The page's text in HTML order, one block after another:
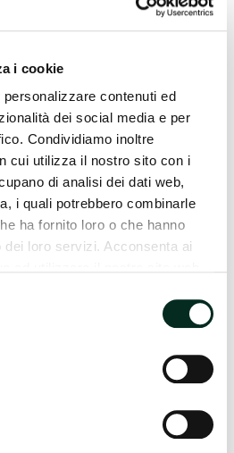
i cookie
contenuti ed
dei social media e per
Condividiamo inoltre
cui utilizza il nostro sito con i
di analisi dei dati web,
i quali potrebbero combinarle
ha fornito loro o che hanno
loro servizi. Acconsenta ai
kontaktu s osobom koja je
2 unutar 48h sati prije
u samoizoalciji ili karanteni;
mjera samoizolacije ili
nakon 15 – 20 minuta i šalju
poštom koju je
naručivanja.
sASUGI (sveučilišnom
Isontino) i rezultati se